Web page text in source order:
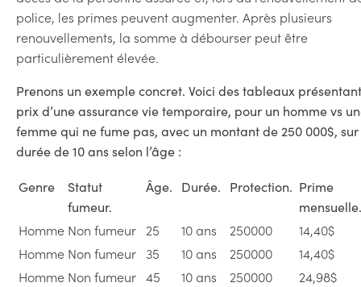
police, les primes peuvent augmenter. Après plusieurs
renouvellements, la somme à débourser peut être
particulièrement élevée.
Prenons un exemple concret. Voici des tableaux
prix d’une assurance vie temporaire, pour un homme vs
femme qui ne fume pas, avec un montant de 250 000$,
durée de 10 ans selon l’âge :
Genre
Statut
fumeur.
Âge. Durée. Protection. Prime
Homme Non fumeur 25 10 ans 250000
14,40$
Homme Non fumeur 35 10 ans 250000
14,40$
Homme Non fumeur 45 10 ans 250000
24,98$